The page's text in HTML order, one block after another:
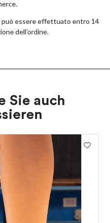
può essere effettuato entro 14
dell’ordine.
Sie auch